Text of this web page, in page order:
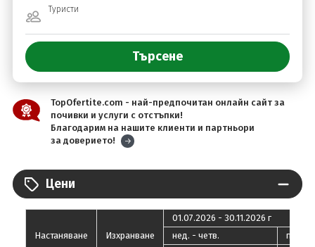
Туристи
TopOfertite.com - най-предпочитан онлайн сайт за
почивки и услуги с отстъпки!
Благодарим на нашите клиенти и партньори
за доверието!
Цени
Настаняване Изхранване
01.07.2026 - 30.11.2026 г
нед. - четв.
пeт. -